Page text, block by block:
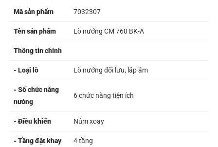
Mã sản phẩm 7032307
Tên sản phẩm Lò nướng CM 760 BK-A
Thông tin chính
- Loại lò Lò nướng đối lưu, lắp âm
- Số chức năng
nướng
6 chức năng tiện ích
- Điều khiển Núm xoay
- Tầng đặt khay 4 tầng